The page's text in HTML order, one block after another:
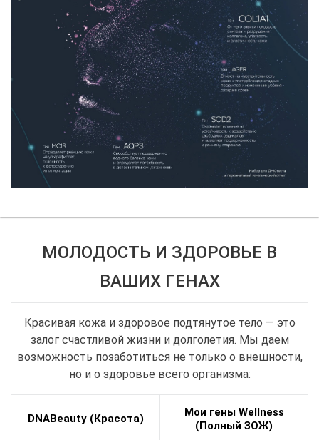
МОЛОДОСТЬ И ЗДОРОВЬЕ В
ВАШИХ ГЕНАХ
Красивая кожа и здоровое подтянутое тело — это
залог счастливой жизни и долголетия. Мы даем
возможность позаботиться не только о внешности,
но и о здоровье всего организма:
DNABeauty (Красота)
Мои гены Wellness
(Полный ЗОЖ)